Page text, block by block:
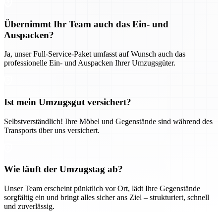
Übernimmt Ihr Team auch das Ein- und
Auspacken?
Ja, unser Full-Service-Paket umfasst auf Wunsch auch das
professionelle Ein- und Auspacken Ihrer Umzugsgüter.
Ist mein Umzugsgut versichert?
Selbstverständlich! Ihre Möbel und Gegenstände sind während des
Transports über uns versichert.
Wie läuft der Umzugstag ab?
Unser Team erscheint pünktlich vor Ort, lädt Ihre Gegenstände
sorgfältig ein und bringt alles sicher ans Ziel – strukturiert, schnell
und zuverlässig.